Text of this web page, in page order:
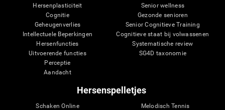
Hersenplasticiteit
Cognitie
Geheugenverlies
Intellectuele Beperkingen
Hersenfuncties
Uitvoerende functies
Perceptie
Aandacht
Senior wellness
Gezonde senioren
Senior Cognitieve Training
Cognitieve staat bij volwassenen
Systematische review
SG4D taxonomie
Hersenspelletjes
Schaken Online
Melodisch Tennis